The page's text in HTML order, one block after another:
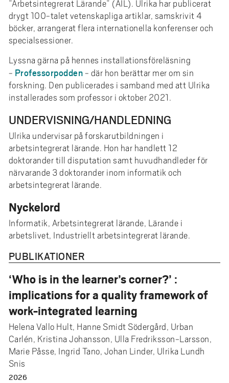
”Arbetsintegrerat Lärande” (AIL). Ulrika har publicerat
drygt 100-talet vetenskapliga artiklar, samskrivit 4
böcker, arrangerat flera internationella konferenser och
specialsessioner.
Lyssna gärna på hennes installationsföreläsning
- Professorpodden - där hon berättar mer om sin
forskning. Den publicerades i samband med att Ulrika
installerades som professor i oktober 2021.
UNDERVISNING/HANDLEDNING
Ulrika undervisar på forskarutbildningen i
arbetsintegrerat lärande. Hon har handlett 12
doktorander till disputation samt huvudhandleder för
närvarande 3 doktorander inom informatik och
arbetsintegrerat lärande.
Nyckelord
Informatik, Arbetsintegrerat lärande, Lärande i
arbetslivet, Industriellt arbetsintegrerat lärande.
PUBLIKATIONER
‘Who is in the learner’s corner?’ :
implications for a quality framework of
work-integrated learning
Helena Vallo Hult, Hanne Smidt Södergård, Urban
Carlén, Kristina Johansson, Ulla Fredriksson-Larsson,
Marie Påsse, Ingrid Tano, Johan Linder, Ulrika Lundh
Snis
2026